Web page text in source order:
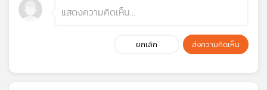
ยกเลิก ส่งความคิดเห็น